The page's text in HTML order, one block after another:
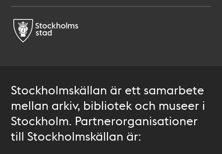
Stockholmskällan är ett samarbete
mellan arkiv, bibliotek och museer i
Stockholm. Partnerorganisationer
till Stockholmskällan är: